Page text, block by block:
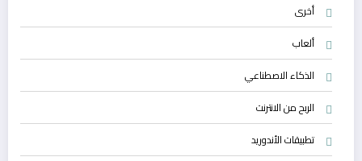
أخرى
ألعاب
الذكاء الاصطناعي
الربح من الانترنت
تطبيقات الأندوريد